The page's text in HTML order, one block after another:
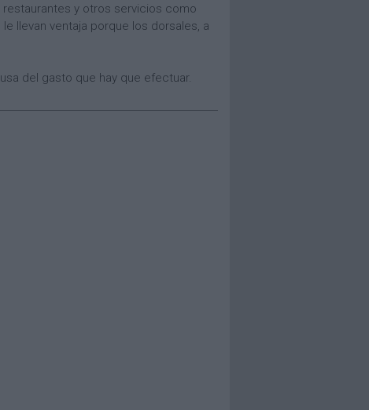
y otros servicios como
le llevan ventaja porque los dorsales, a
del gasto que hay que efectuar.